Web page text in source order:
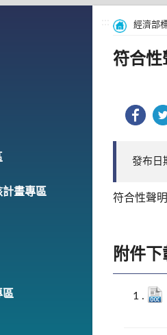
計畫專區
區
經濟部
符合性
發布
符合性聲
附件下